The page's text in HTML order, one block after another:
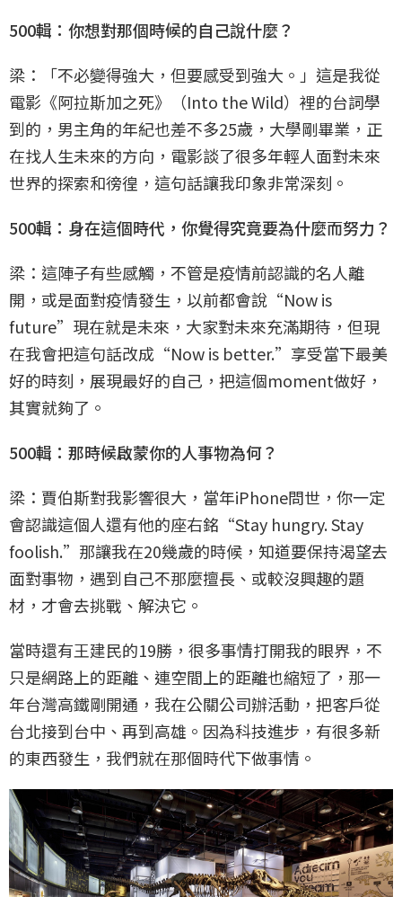
500輯：你想對那個時候的自己說什麼？
梁：「不必變得強大，但要感受到強大。」這是我從
電影《阿拉斯加之死》（Into the Wild）裡的台詞學
到的，男主角的年紀也差不多25歲，大學剛畢業，正
在找人生未來的方向，電影談了很多年輕人面對未來
世界的探索和徬徨，這句話讓我印象非常深刻。
500輯：身在這個時代，你覺得究竟要為什麼而努力？
梁：這陣子有些感觸，不管是疫情前認識的名人離
開，或是面對疫情發生，以前都會說“Now is
future”現在就是未來，大家對未來充滿期待，但現
在我會把這句話改成“Now is better.”享受當下最美
好的時刻，展現最好的自己，把這個moment做好，
其實就夠了。
500輯：那時候啟蒙你的人事物為何？
梁：賈伯斯對我影響很大，當年iPhone問世，你一定
會認識這個人還有他的座右銘“Stay hungry. Stay
foolish.”那讓我在20幾歲的時候，知道要保持渴望去
面對事物，遇到自己不那麼擅長、或較沒興趣的題
材，才會去挑戰、解決它。
當時還有王建民的19勝，很多事情打開我的眼界，不
只是網路上的距離、連空間上的距離也縮短了，那一
年台灣高鐵剛開通，我在公關公司辦活動，把客戶從
台北接到台中、再到高雄。因為科技進步，有很多新
的東西發生，我們就在那個時代下做事情。